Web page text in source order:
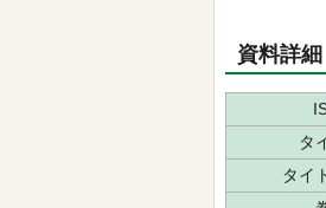
資料詳細
タ
タイ